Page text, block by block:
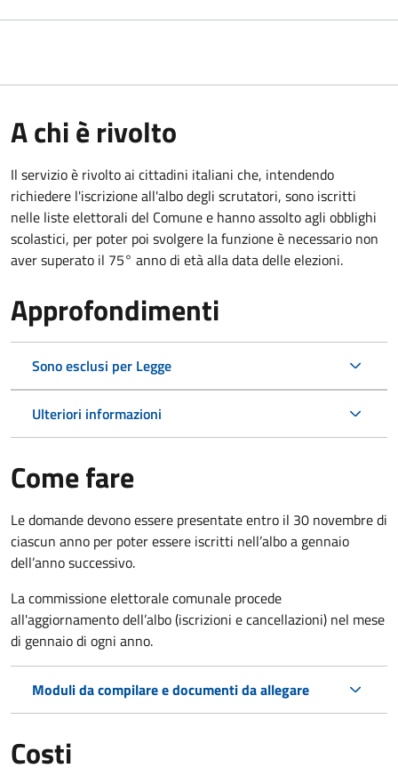
A chi è rivolto
Il servizio è rivolto ai cittadini italiani che, intendendo
richiedere l'iscrizione all'albo degli scrutatori, sono iscritti
nelle liste elettorali del Comune e hanno assolto agli obblighi
scolastici, per poter poi svolgere la funzione è necessario non
aver superato il 75° anno di età alla data delle elezioni.
Approfondimenti
Sono esclusi per Legge
Ulteriori informazioni
Come fare
Le domandedevono essere presentate entro il 30 novembre di
ciascun anno per poter essere iscritti nell’albo a gennaio
dell’anno successivo.
La commissione elettorale comunale procede
all'aggiornamento dell’albo (iscrizioni e cancellazioni) nel mese
di gennaio di ogni anno.
Moduli da compilare e documenti da allegare
Costi